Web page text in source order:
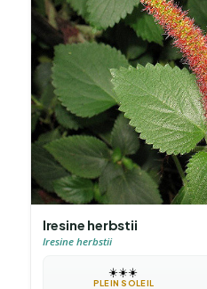
Iresine herbstii
Iresine herbstii
☀️☀️☀️
PLEIN SOLEIL